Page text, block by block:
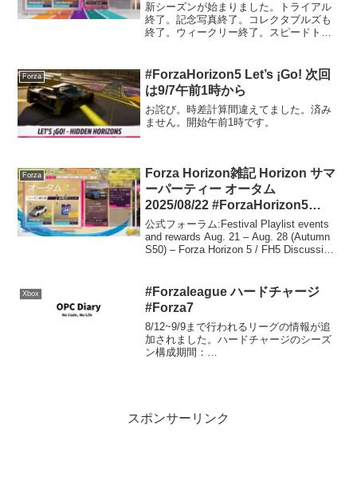
新シーズンが始まりました。トライアル
終了。記念写真終了。コレクタブルズも
終了。ウィークリー終了。スピードトラ
EventLab終了。PRスタント終了。...
Forza
#ForzaHorizon5 Let’s ¡Go! 次回
は9/7午前1時から
お詫び。時差計算間違えてました。済み
ません。開始午前1時です。
Forza
Forza Horizon雑記 Horizon サマ
ーパーティー オータム
2025/08/22 #ForzaHorizon5
#Forzathon
公式フォーラム:Festival Playlist events
and rewards Aug. 21 – Aug. 28 (Autumn
S50) – Forza Horizon 5 / FH5 Discussion
Xbox
#Forzaleague ハードチャージ
#Forza7
8/12~9/9まで行われるリーグの情報が追
加されました。ハードチャージのシーズ
ン構成期間：
スポンサーリンク